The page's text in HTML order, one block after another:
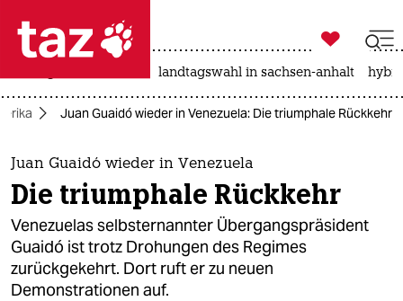
 taz zahl ich
taz zahl ich
themen
politik
öko
gesellschaft

taz zahl ich
landtagswahl in sachsen-anhalt
Juan Guaidó wieder in Venezuela: Die triumphale Rückkehr
Juan Guaidó wieder in Venezuela
Die triumphale Rückkehr
Venezuelas selbsternannter Übergangspräsident
Guaidó ist trotz Drohungen des Regimes
zurückgekehrt. Dort ruft er zu neuen
Demonstrationen auf.